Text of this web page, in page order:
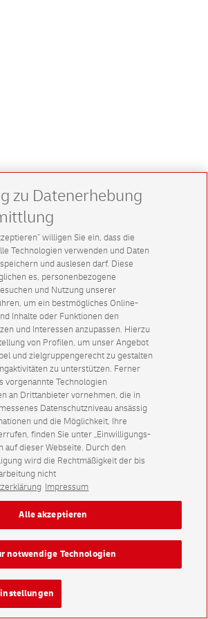
zu Datenerhebung
willigen Sie ein, dass die
Technologien verwenden und Daten
und auslesen darf. Diese
es, personenbezogene
und Nutzung unserer
um ein bestmögliches Online-
Inhalte oder Funktionen den
und Interessen anzupassen. Hierzu
von Profilen, um unser Angebot
und zielgruppengerecht zu gestalten
zu unterstützen. Ferner
vorgenannte Technologien
an Drittanbieter vornehmen, die in
Datenschutzniveau ansässig
und die Möglichkeit, Ihre
finden Sie unter „Einwilligungs-
auf dieser Webseite. Durch den
wird die Rechtmäßigkeit der bis
nicht
Impressum
notwendige Technologien
Alle akzeptieren